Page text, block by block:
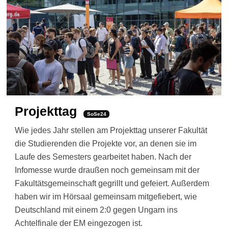
Projekttag SoSe24
Wie jedes Jahr stellen am Projekttag unserer Fakultät
die Studierenden die Projekte vor, an denen sie im
Laufe des Semesters gearbeitet haben. Nach der
Infomesse wurde draußen noch gemeinsam mit der
Fakultätsgemeinschaft gegrillt und gefeiert. Außerdem
haben wir im Hörsaal gemeinsam mitgefiebert, wie
Deutschland mit einem 2:0 gegen Ungarn ins
Achtelfinale der EM eingezogen ist.